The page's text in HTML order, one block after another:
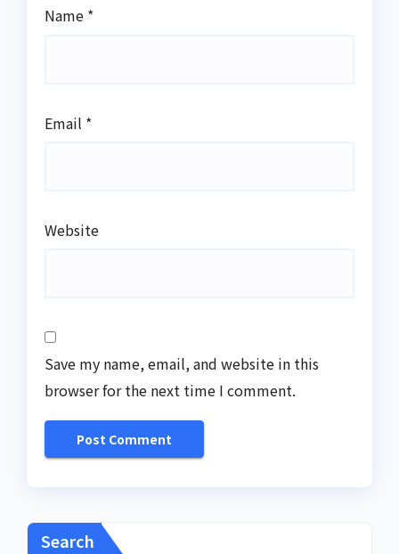
Name *
Email *
Website
Save my name, email, and website in this
browser for the next time I comment.
Search